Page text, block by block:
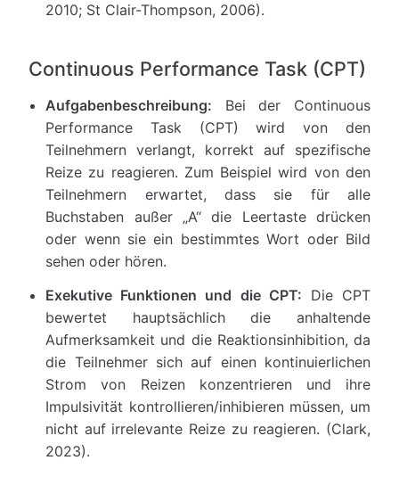
2010; St Clair-Thompson, 2006).
Continuous Performance Task (CPT)
Aufgabenbeschreibung: Bei der Continuous
Performance Task (CPT) wird von den
Teilnehmern verlangt, korrekt auf spezifische
Reize zu reagieren. Zum Beispiel wird von den
Teilnehmern erwartet, dass sie für alle
Buchstaben außer „A“ die Leertaste drücken
oder wenn sie ein bestimmtes Wort oder Bild
sehen oder hören.
Exekutive Funktionen und die CPT: Die CPT
bewertet hauptsächlich die anhaltende
Aufmerksamkeit und die Reaktionsinhibition, da
die Teilnehmer sich auf einen kontinuierlichen
Strom von Reizen konzentrieren und ihre
Impulsivität kontrollieren/inhibieren müssen, um
nicht auf irrelevante Reize zu reagieren. (Clark,
2023).